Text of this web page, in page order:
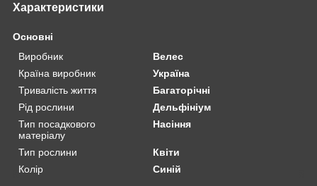
Характеристики
Основні
Виробник
Велес
Країна виробник
Україна
Тривалість життя
Багаторічні
Рід рослини
Дельфініум
Тип посадкового
матеріалу
Насіння
Тип рослини
Квіти
Колір
Синій